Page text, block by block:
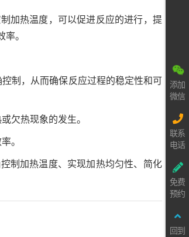
加热温度，可以促进反应的进行，提
。
制，从而确保反应过程的稳定性和可
欠热现象的发生。
。
制加热温度、实现加热均匀性、简化
添加
微信
联系
电话
免费
预约
回到